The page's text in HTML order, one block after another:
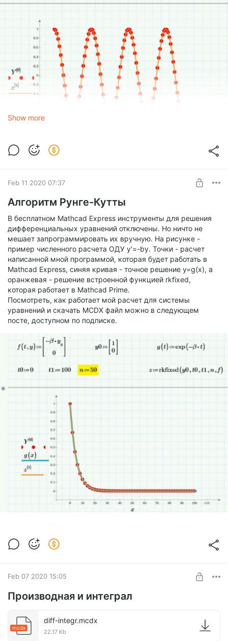
Расчет по формулам Mathcad Express доступен, достаточно
mcdx
RK-express31-oscillator.mcdx
mcdx
RK-express31.mcdx
21.01 Kb
Show more
Feb 11 2020 07:37
Алгоритм Рунге-Кутты
В бесплатном Mathcad Express инструменты для решения
дифференциальных уравнений отключены. Но ничто не
мешает запрограммировать их вручную. На рисунке -
пример численного расчета ОДУ y'=-by. Точки - расчет
написанной мной программой, которая будет работать в
Mathcad Express, синяя кривая - точное решение y=g(х), а
оранжевая - решение встроенной функцией rkfixed,
которая работает в Mathcad Prime.
Посмотреть, как работает мой расчет для системы
уравнений и скачать MCDX файл можно в следующем
посте, доступном по подписке.
Feb 07 2020 15:05
Производная и интеграл
mcdx
diff-integr.mcdx
22.17 Kb